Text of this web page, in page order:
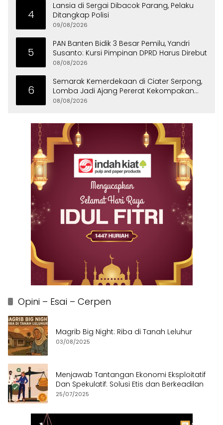
4
Lansia di Sergai Dibacok Parang, Pelaku
Ditangkap Polisi
09/08/2026
5
PAN Banten Bidik 3 Besar Pemilu, Yandri
Susanto: Kursi Pimpinan DPRD Harus Direbut
08/08/2026
6
Semarak Kemerdekaan di Ciater Serpong,
Lomba Jadi Ajang Pererat Kekompakan
Warga
08/08/2026
Opini – Esai – Cerpen
Magrib Big Night: Riba di Tanah Leluhur
03/08/2025
Menjawab Tantangan Ekonomi Eksploitatif
Dan Spekulatif: Solusi Etis dan Berkeadilan
25/07/2025